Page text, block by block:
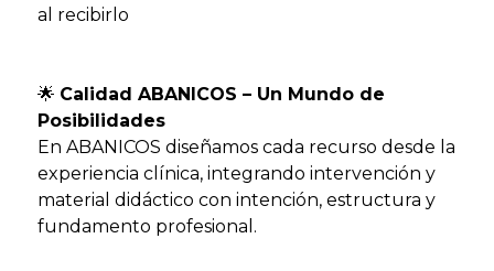
al recibirlo
🌟 Calidad ABANICOS – Un Mundo de
Posibilidades
En ABANICOS diseñamos cada recurso desde la
experiencia clínica, integrando intervención y
material didáctico con intención, estructura y
fundamento profesional.